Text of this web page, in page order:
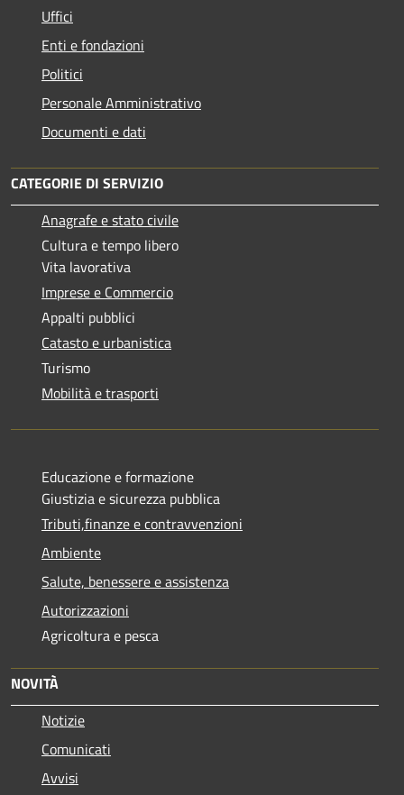
Uffici
Enti e fondazioni
Politici
Personale Amministrativo
Documenti e dati
CATEGORIE DI SERVIZIO
Anagrafe e stato civile
Cultura e tempo libero
Vita lavorativa
Imprese e Commercio
Appalti pubblici
Catasto e urbanistica
Turismo
Mobilità e trasporti
Educazione e formazione
Giustizia e sicurezza pubblica
Tributi,finanze e contravvenzioni
Ambiente
Salute, benessere e assistenza
Autorizzazioni
Agricoltura e pesca
NOVITÀ
Notizie
Comunicati
Avvisi